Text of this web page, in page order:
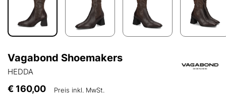
Vagabond Shoemakers
HEDDA
€ 160,00 Preis inkl. MwSt.